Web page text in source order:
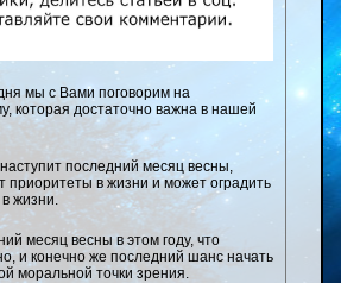
мы с Вами поговорим на
которая достаточно важна в нашей
последний месяц весны,
приоритеты в жизни и может оградить
жизни.
месяц весны в этом году, что
и конечно же последний шанс начать
моральной точки зрения.